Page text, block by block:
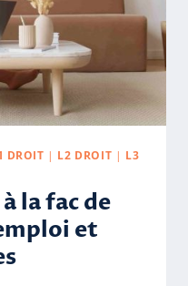
DROIT | L2 DROIT | L3
la fac de
et